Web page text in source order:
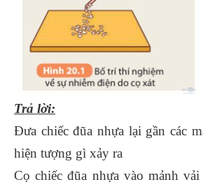
Trả lời:
Đưa chiếc đũa nhựa lại gần các
hiện tượng gì xảy ra
Cọ chiếc đũa nhựa vào mảnh vải